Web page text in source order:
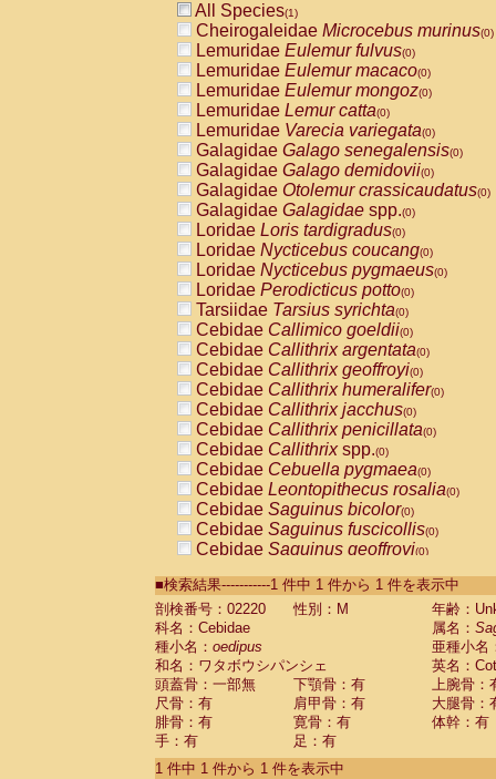
All Species(1)
Cheirogaleidae Microcebus murinus(0)
Lemuridae Eulemur fulvus(0)
Lemuridae Eulemur macaco(0)
Lemuridae Eulemur mongoz(0)
Lemuridae Lemur catta(0)
Lemuridae Varecia variegata(0)
Galagidae Galago senegalensis(0)
Galagidae Galago demidovii(0)
Galagidae Otolemur crassicaudatus(0)
Galagidae Galagidae spp.(0)
Loridae Loris tardigradus(0)
Loridae Nycticebus coucang(0)
Loridae Nycticebus pygmaeus(0)
Loridae Perodicticus potto(0)
Tarsiidae Tarsius syrichta(0)
Cebidae Callimico goeldii(0)
Cebidae Callithrix argentata(0)
Cebidae Callithrix geoffroyi(0)
Cebidae Callithrix humeralifer(0)
Cebidae Callithrix jacchus(0)
Cebidae Callithrix penicillata(0)
Cebidae Callithrixspp.(0)
Cebidae Cebuella pygmaea(0)
Cebidae Leontopithecus rosalia(0)
Cebidae Saguinus bicolor(0)
Cebidae Saguinus fuscicollis(0)
Cebidae Saguinus geoffroyi(0)
CebidaeSaguinus labiatus(0)
Cebidae Saguinus leucopus (0)
Cebidae
Cebidae
CebidaeSaguinus nigricollis (0)
Cebidae Saguinus oedipus
Cebidae Saguinus weddelli
Cebidae Saguinusspp.
Cebidae Aotus trivirgatus
Cebidae Cebus albifrons
■検索結果-----------1 件中 1 件から 1 件を表示中
剖検番号：02220
性別：M
年齢：
科名：Cebidae
属名：
種小名： oedipus
亜種小名
和名：ワタボウシパンシェ
英名：
頭蓋骨：一部無
下顎骨：有
上腕骨：
尺骨：有
肩甲骨：有
大腿骨：
腓骨：有
寛骨：有
体幹：有
手：有
足：有
1 件中 1 件から 1 件を表示中